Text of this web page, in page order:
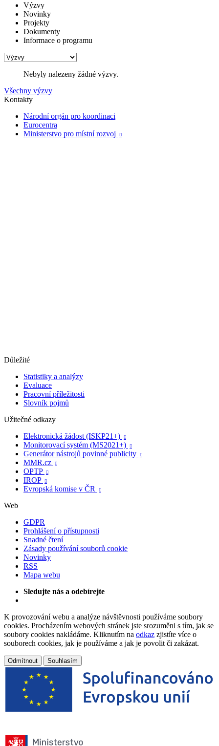
Výzvy
Novinky
Projekty
Dokumenty
Informace o programu
Nebyly nalezeny žádné výzvy.
Všechny výzvy
Kontakty
Národní orgán pro koordinaci
Eurocentra
Ministerstvo pro místní rozvoj

Důležité
Statistiky a analýzy
Evaluace
Pracovní příležitosti
Slovník pojmů
Užitečné odkazy
Elektronická žádost (ISKP21+)

Monitorovací systém (MS2021+) 
Generátor nástrojů povinné publicity 
MMR.cz 
OPTP 
IROP 
Evropská komise v ČR 
Web
GDPR
Prohlášení o přístupnosti
Snadné čtení
Zásady používání souborů cookie
Novinky
RSS
Mapa webu
Sledujte nás a odebírejte
K provozování webu a analýze návštěvnosti používáme soubory
cookies. Procházením webových stránek jste srozuměni s tím, jak se
soubory cookies nakládáme. Kliknutím na odkaz zjistíte více o
souborech cookies, jak je používáme a jak je povolit či zakázat.
Odmítnout Souhlasím